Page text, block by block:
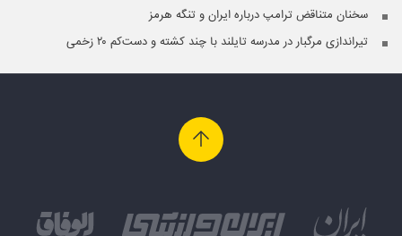
سخنان متناقض ترامپ درباره ایران و تنگه هرمز
تیراندازی مرگبار در مدرسه‌ تایلند با چند کشته و دست‌کم ۲۰ زخمی